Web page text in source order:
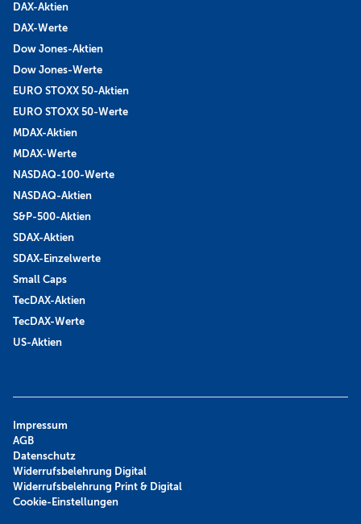
DAX-Aktien
DAX-Werte
Dow Jones-Aktien
Dow Jones-Werte
EURO STOXX 50-Aktien
EURO STOXX 50-Werte
MDAX-Aktien
MDAX-Werte
NASDAQ-100-Werte
NASDAQ-Aktien
S&P-500-Aktien
SDAX-Aktien
SDAX-Einzelwerte
Small Caps
TecDAX-Aktien
TecDAX-Werte
US-Aktien
Impressum
AGB
Datenschutz
Widerrufsbelehrung Digital
Widerrufsbelehrung Print & Digital
Cookie-Einstellungen